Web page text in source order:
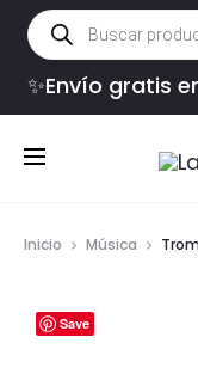
Búsqueda
de
productos
✨Envío gratis
Inicio Música
Save